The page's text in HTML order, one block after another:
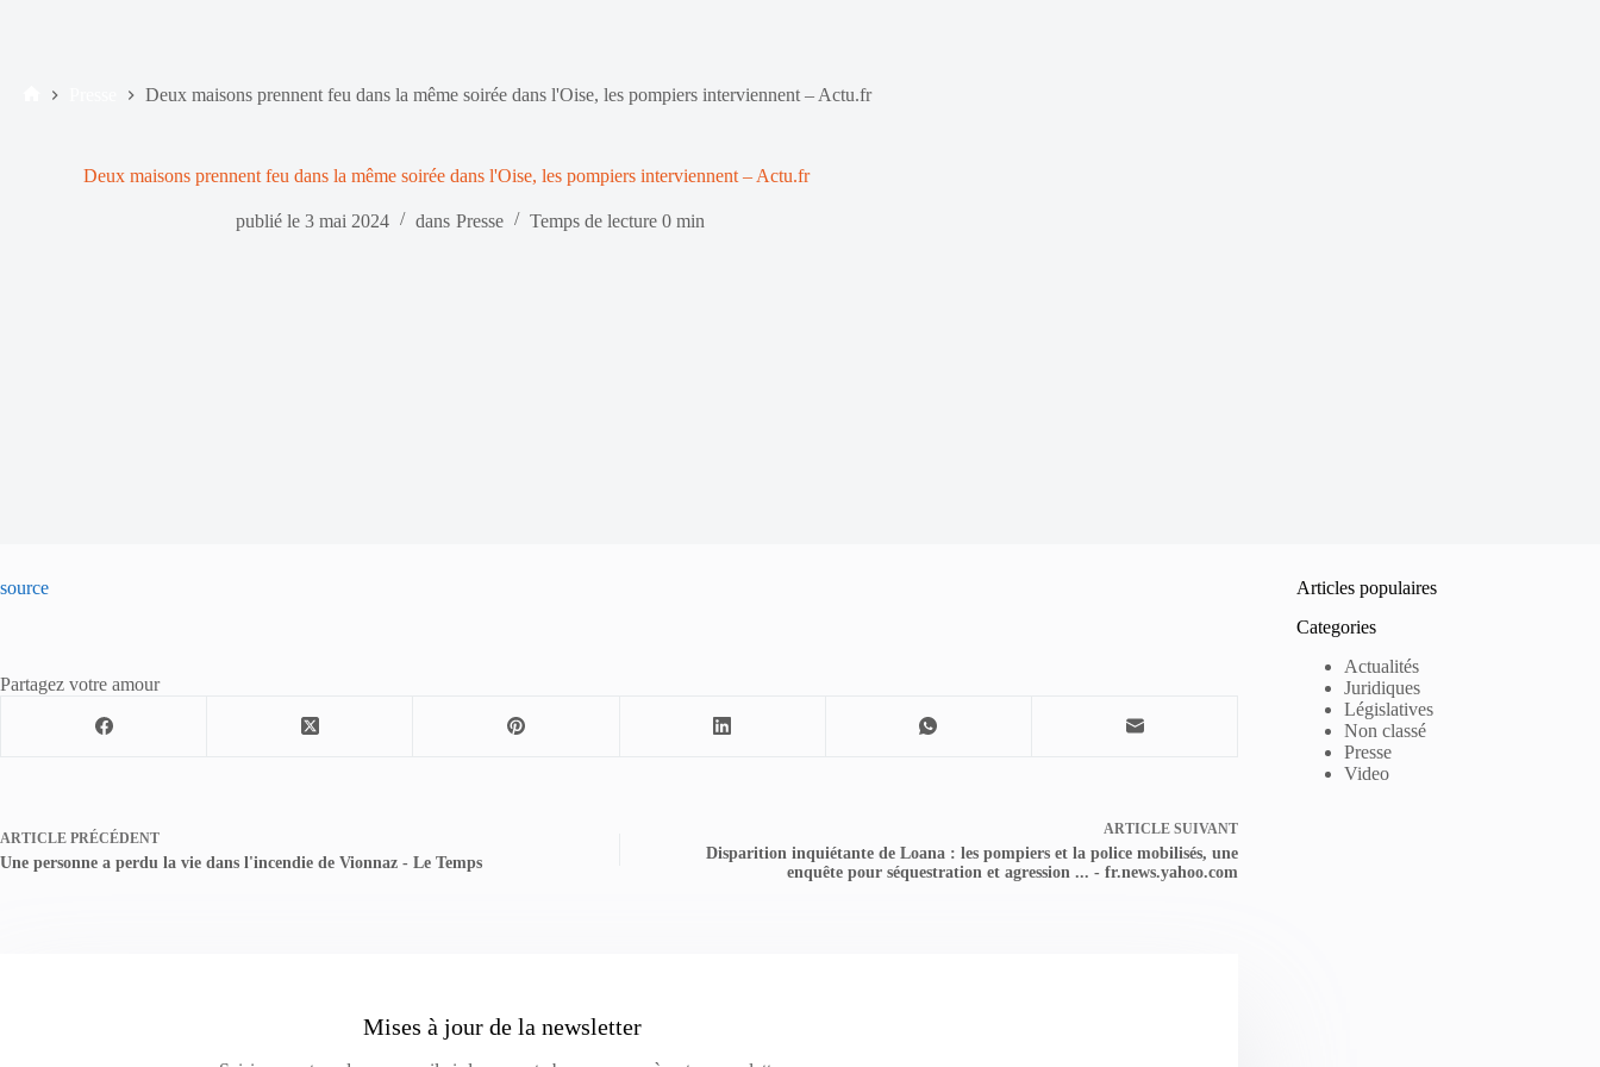
Deux maisons prennent feu dans la même soirée dans l'Oise, les pompiers interviennent – Actu.fr
Deux maisons prennent feu dans la même soirée dans l'Oise, les pompiers interviennent – Actu.fr
publié le 3 mai 2024 dans Presse Temps de lecture 0 min
source
Partagez votre amour
ARTICLE PRÉCÉDENT
Une personne a perdu la vie dans l'incendie de Vionnaz - Le Temps
ARTICLE SUIVANT
Disparition inquiétante de Loana : les pompiers et la police mobilisés, une
enquête pour séquestration et agression ... - fr.news.yahoo.com
Mises à jour de la newsletter
Articles populaires
Categories
Actualités
Juridiques
Législatives
Non classé
Presse
Video